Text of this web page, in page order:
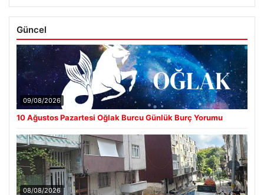
Güncel
09/08/2026
10 Ağustos Pazartesi Oğlak Burcu Günlük Burç Yorumu
08/08/2026